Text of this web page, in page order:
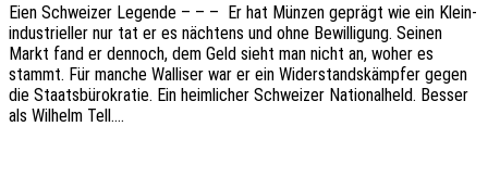
Eien Schwei­zer Legen­de – – – Er hat Münzen geprägt wie ein Klein­
in­dus­tri­el­ler nur tat er es näch­tens und ohne Bewil­li­gung. Seinen
Markt fand er dennoch, dem Geld sieht man nicht an, woher es
stammt. Für manche Walli­ser war er ein Wider­stands­kämp­fer gegen
die Staats­bü­ro­kra­tie. Ein heim­li­cher Schwei­zer Natio­nal­held. Besser
als Wilhelm Tell.…